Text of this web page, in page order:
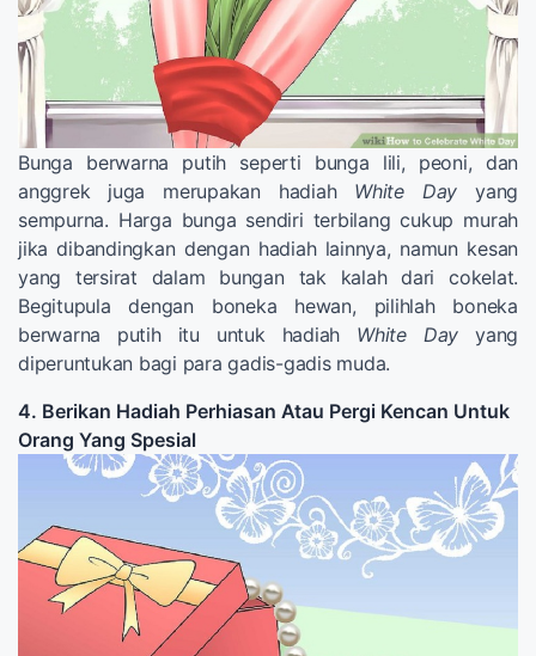
Bunga berwarna putih seperti bunga lili, peoni, dan
anggrek juga merupakan hadiah White Day yang
sempurna. Harga bunga sendiri terbilang cukup murah
jika dibandingkan dengan hadiah lainnya, namun kesan
yang tersirat dalam bungan tak kalah dari cokelat.
Begitupula dengan boneka hewan, pilihlah boneka
berwarna putih itu untuk hadiah White Day yang
diperuntukan bagi para gadis-gadis muda.
4. Berikan Hadiah Perhiasan Atau Pergi Kencan Untuk
Orang Yang Spesial